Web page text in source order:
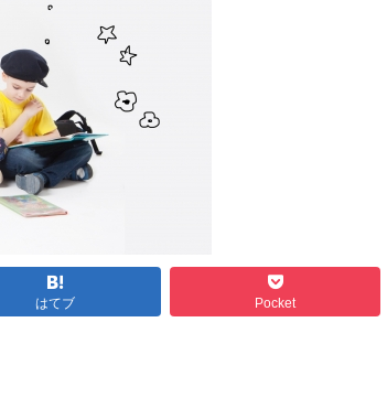
はてブ Pocket